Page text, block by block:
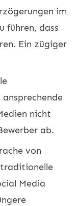
im
führen, dass
Ein zügiger
nicht
ab.
von
Media